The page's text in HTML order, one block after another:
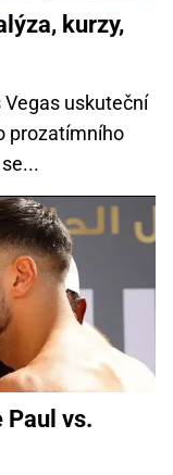
kurzy,
Vegas uskuteční
prozatímního
Paul vs.